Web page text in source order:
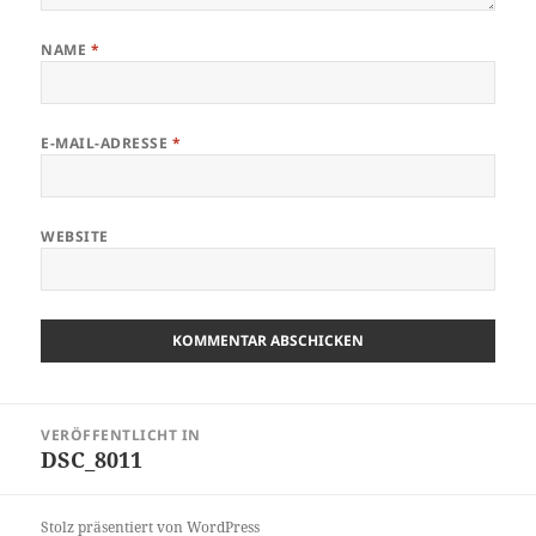
NAME *
E-MAIL-ADRESSE *
WEBSITE
VERÖFFENTLICHT IN
DSC_8011
Stolz präsentiert von WordPress